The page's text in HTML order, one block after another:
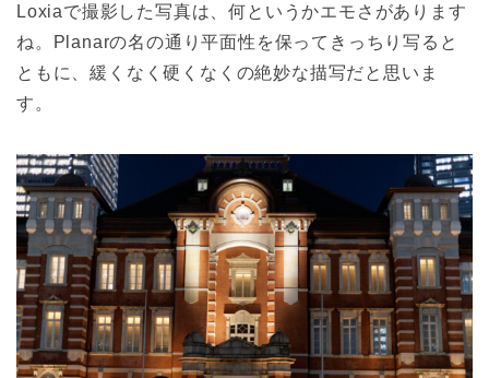
Loxiaで撮影した写真は、何というかエモさがあります
ね。Planarの名の通り平面性を保ってきっちり写ると
ともに、緩くなく硬くなくの絶妙な描写だと思いま
す。